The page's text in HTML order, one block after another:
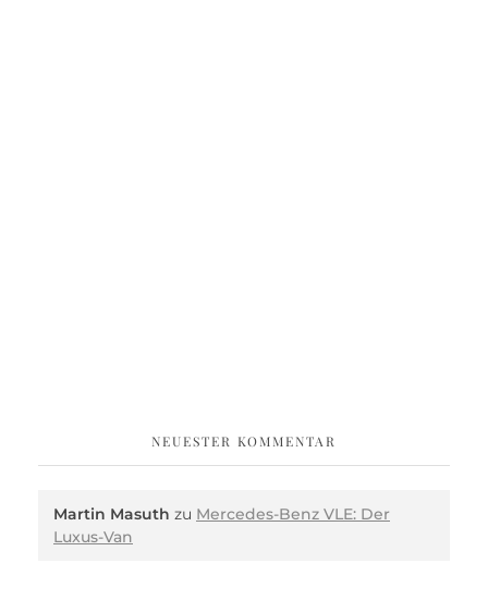
NEUESTER KOMMENTAR
Martin Masuth zu Mercedes-Benz VLE: Der
Luxus-Van